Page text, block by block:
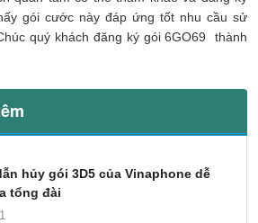
gói cước này đáp ứng tốt nhu cầu sử
quý khách đăng ký gói 6GO69 thành
hủy gói 3D5 của Vinaphone dễ
tổng đài